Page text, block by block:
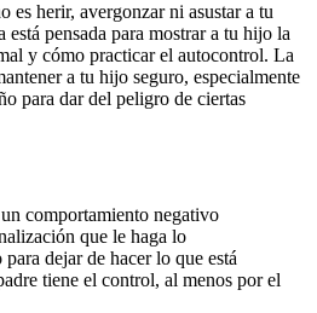
es herir, avergonzar ni asustar a tu
pensada para mostrar a tu hijo la
y cómo practicar el autocontrol. La
a tu hijo seguro, especialmente
para dar del peligro de ciertas
un comportamiento negativo
que le haga lo
dejar de hacer lo que está
tiene el control, al menos por el